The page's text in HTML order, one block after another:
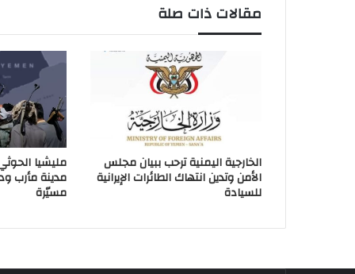
مقالات ذات صلة
الخارجية اليمنية ترحب ببيان مجلس
الأمن وتدين انتهاك الطائرات الإيرانية
للسيادة
مليشيا
مدينة مأرب
مسيّرة